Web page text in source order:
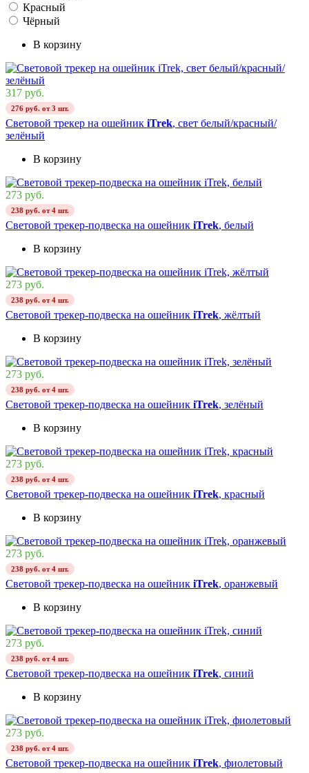
Красный
Чёрный
В корзину
317 руб.
276 руб. от 3 шт.
Cветовой трекер на ошейник iTrek, свет белый/красный/
зелёный
В корзину
273 руб.
238 руб. от 4 шт.
Cветовой трекер-подвеска на ошейник iTrek, белый
В корзину
273 руб.
238 руб. от 4 шт.
Cветовой трекер-подвеска на ошейник iTrek, жёлтый
В корзину
273 руб.
238 руб. от 4 шт.
Cветовой трекер-подвеска на ошейник iTrek, зелёный
В корзину
273 руб.
238 руб. от 4 шт.
Cветовой трекер-подвеска на ошейник iTrek, красный
В корзину
273 руб.
238 руб. от 4 шт.
Cветовой трекер-подвеска на ошейник iTrek, оранжевый
В корзину
273 руб.
238 руб. от 4 шт.
Cветовой трекер-подвеска на ошейник iTrek, синий
В корзину
273 руб.
238 руб. от 4 шт.
Cветовой трекер-подвеска на ошейник iTrek, фиолетовый